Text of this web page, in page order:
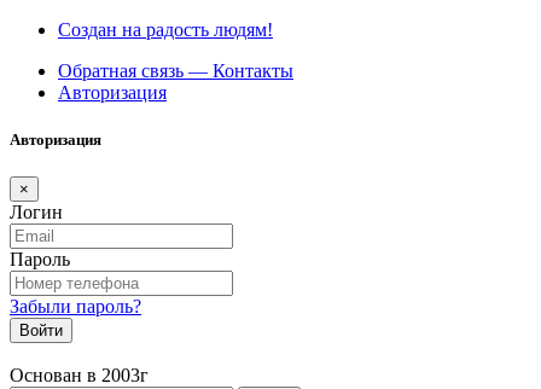
Создан на радость людям!
Обратная связь — Контакты
Авторизация
Авторизация
×
Логин
Пароль
Забыли пароль?
Войти
Основан в 2003г